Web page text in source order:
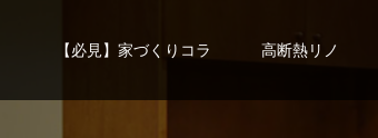
【必見】家づくりコラ 高断熱リノ